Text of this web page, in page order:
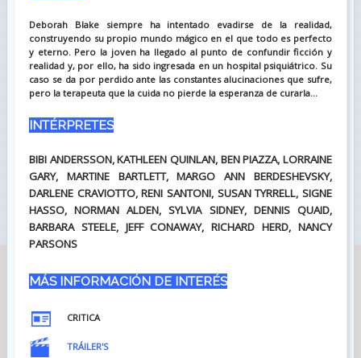
Deborah Blake siempre ha intentado evadirse de la realidad,
construyendo su propio mundo mágico en el que todo es perfecto
y eterno. Pero la joven ha llegado al punto de confundir ficción y
realidad y, por ello, ha sido ingresada en un hospital psiquiátrico. Su
caso se da por perdido ante las constantes alucinaciones que sufre,
pero la terapeuta que la cuida no pierde la esperanza de curarla...
INTÉRPRETES
BIBI ANDERSSON, KATHLEEN QUINLAN, BEN PIAZZA, LORRAINE
GARY, MARTINE BARTLETT, MARGO ANN BERDESHEVSKY,
DARLENE CRAVIOTTO, RENI SANTONI, SUSAN TYRRELL, SIGNE
HASSO, NORMAN ALDEN, SYLVIA SIDNEY, DENNIS QUAID,
BARBARA STEELE, JEFF CONAWAY, RICHARD HERD, NANCY
PARSONS
MÁS INFORMACIÓN DE INTERÉS
CRITICA
TRÁILER'S